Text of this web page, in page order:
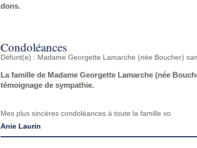
dons.
Condoléances
Défunt(e) : Madame Georgette Lamarche (née Boucher)
La famille de Madame Georgette Lamarche (née
témoignage de sympathie.
Mes plus sincères condoléances à toute la famille xo
Anie Laurin